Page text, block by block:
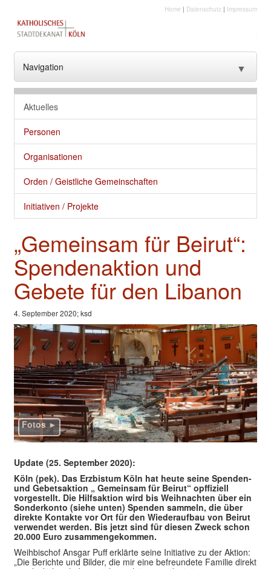
Home | Datenschutz | Impressum
Navigation ▼
??? NavText ???
??? NavText ???
Stadtkirche
Kirche vor Ort
Seelsorge und gute Dienste
Kultur
Valentinstage
Impressum
Aktuelles
Personen
Organisationen
Orden / Geistliche Gemeinschaften
Initiativen / Projekte
„Gemeinsam für Beirut“:
Spendenaktion und
Gebete für den Libanon
4. September 2020; ksd
Fotos ►
Update (25. September 2020):
Köln (pek). Das Erzbistum Köln hat heute seine Spenden-
und Gebetsaktion „ Gemeinsam für Beirut“ opffiziell
vorgestellt. Die Hilfsaktion wird bis Weihnachten über ein
Sonderkonto (siehe unten) Spenden sammeln, die über
direkte Kontakte vor Ort für den Wiederaufbau von Beirut
verwendet werden. Bis jetzt sind für diesen Zweck schon
20.000 Euro zusammengekommen.
Weihbischof Ansgar Puff erklärte seine Initiative zu der Aktion:
„Die Berichte und Bilder, die mir eine befreundete Familie direkt